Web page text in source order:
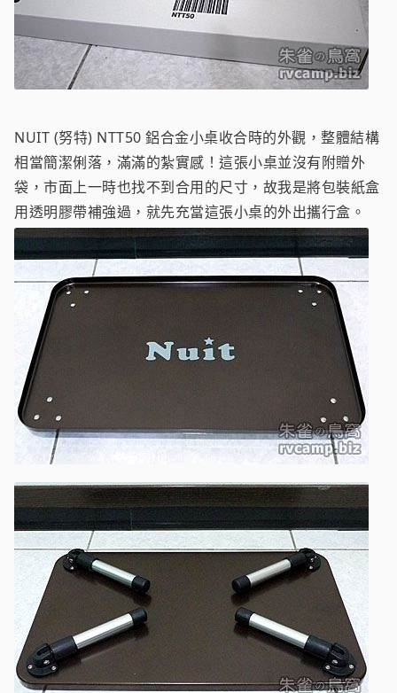
NUIT (努特) NTT50 鋁合金小桌收合時的外觀，整體結構
相當簡潔俐落，滿滿的紮實感！這張小桌並沒有附贈外
袋，市面上一時也找不到合用的尺寸，故我是將包裝紙盒
用透明膠帶補強過，就先充當這張小桌的外出攜行盒。